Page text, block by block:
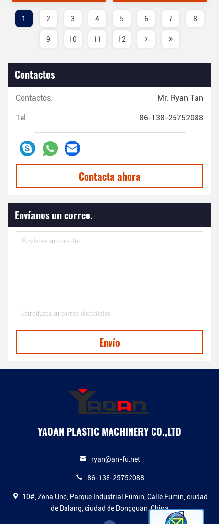
1 2 3 4 5 6 7 8
9 10 11 12
Contactos
Contactos: Mr. Ryan Tan
Tel: 86-138-25752088
Contacta ahora
Envíanos un correo.
Envío
YAOAN PLASTIC MACHINERY CO.,LTD
ryan@an-fu.net
86-138-25752088
10#, Zona Uno, Parque Industrial Fumin, Calle Fumin, ciudad
de Dalang, ciudad de Dongguan, China